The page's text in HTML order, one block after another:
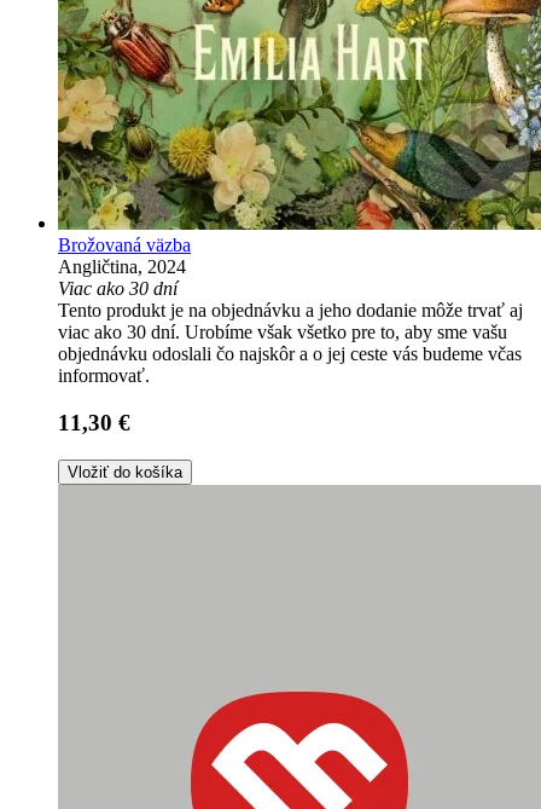
Brožovaná väzba
Angličtina, 2024
Viac ako 30 dní
Tento produkt je na objednávku a jeho dodanie môže trvať aj
viac ako 30 dní. Urobíme však všetko pre to, aby sme vašu
objednávku odoslali čo najskôr a o jej ceste vás budeme včas
informovať.
11,30 €
Vložiť do košíka